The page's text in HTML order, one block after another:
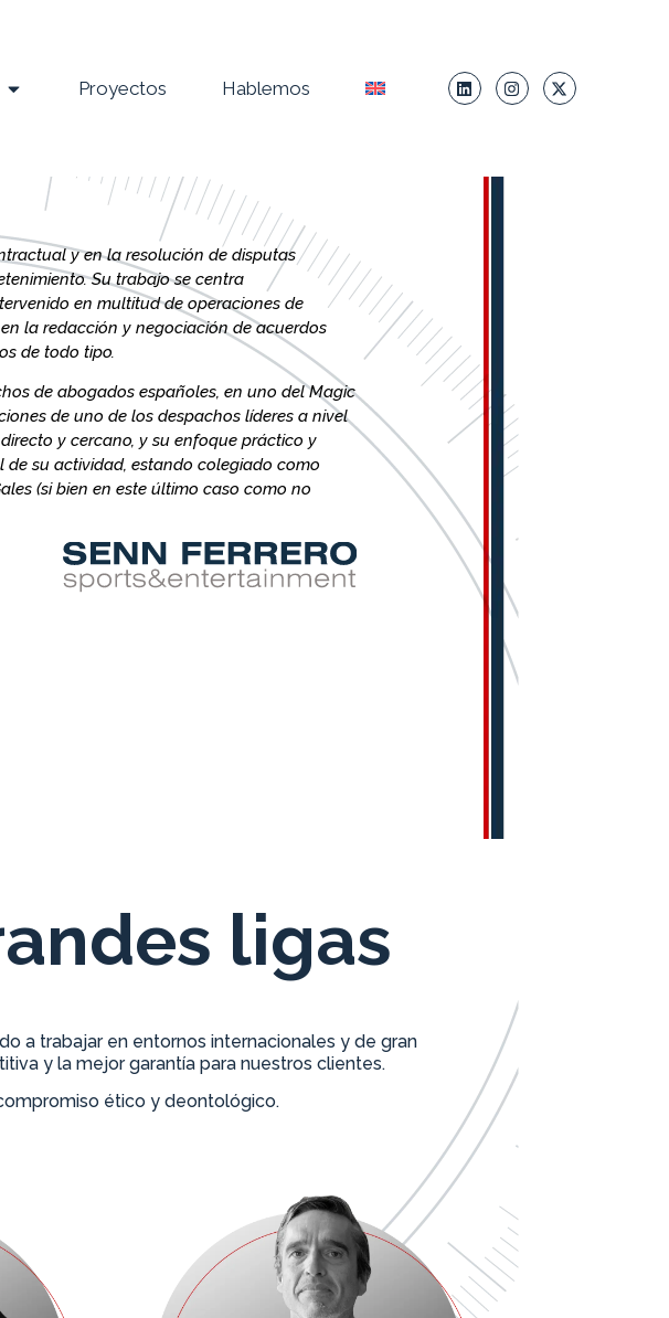
Proyectos Hablemos
y en la resolución de disputas
Su trabajo se centra
en multitud de operaciones de
la redacción y negociación de acuerdos
de todo tipo.
de abogados españoles, en uno del Magic
de uno de los despachos líderes a nivel
y cercano, y su enfoque práctico y
su actividad, estando colegiado como
(si bien en este último caso como no
ligas
a trabajar en entornos internacionales y de gran
y la mejor garantía para nuestros clientes.
ético y deontológico.